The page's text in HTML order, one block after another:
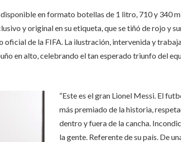
disponible en formato botellas de 1 litro, 710 y 340
y original en su etiqueta, que se tiñó de rojo y
oficial de la FIFA. La ilustración, intervenida y
en alto, celebrando el tan esperado triunfo del
“Este es el gran Lionel Messi. El
más premiado de la historia,
dentro y fuera de la cancha.
la gente. Referente de su país. De